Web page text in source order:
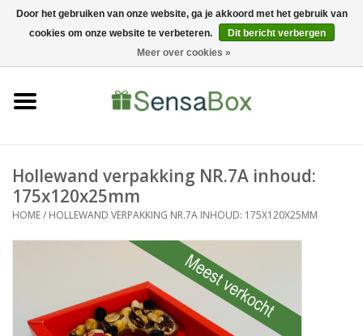
06-22022900 0 Artikelen - €0,00
Bewerkingen
Nieuws
Hollewand verpakking NR.7A inhoud:
175x120x25mm
HOME/ HOLLEWAND VERPAKKING NR.7A INHOUD: 175X120X25MM
Door het gebruiken van onze website, ga je akkoord met het gebruik van
cookies om onze website te verbeteren.
Dit bericht verbergen
Meer over cookies »